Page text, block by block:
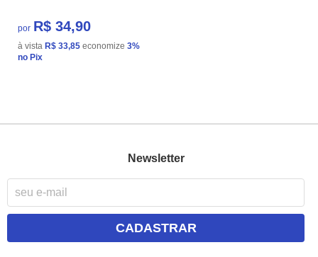
por R$ 34,90
à vista R$ 33,85 economize 3%
no Pix
Newsletter
CADASTRAR